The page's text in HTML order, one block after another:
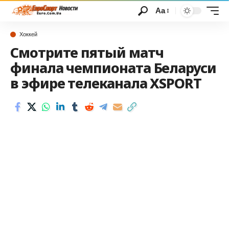
Аа
Хоккей
Смотрите пятый матч
финала чемпионата Беларуси
в эфире телеканала XSPORT